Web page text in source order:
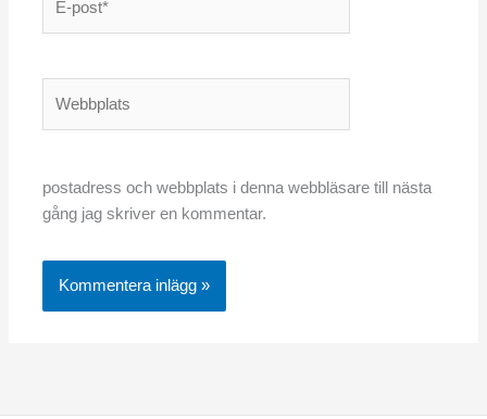
post*
postadress och webbplats i denna webbläsare till nästa
gång jag skriver en kommentar.